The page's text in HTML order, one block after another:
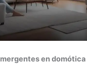
en domótica